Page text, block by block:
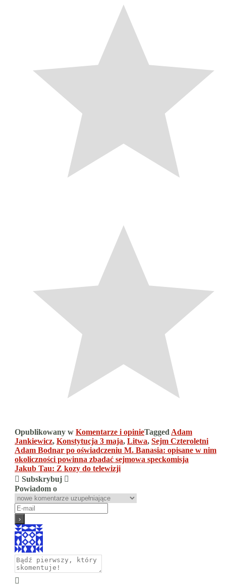
Opublikowany w Komentarze i opinieTaggedAdam
Jankiewicz, Konstytucja 3 maja, Litwa, Sejm Czteroletni
Nawigacja
wpisu
Adam Bodnar po oświadczeniu M. Banasia: opisane w nim
okoliczności powinna zbadać sejmowa speckomisja
Jakub Tau: Z kozy do telewizji
Subskrybuj
Powiadom o